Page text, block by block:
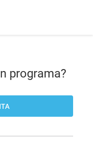
programa?